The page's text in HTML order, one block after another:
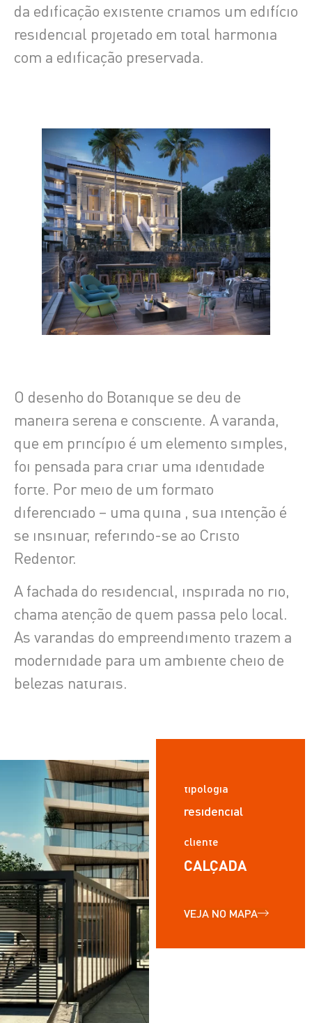
da edificação existente criamos um edifício
residencial projetado em total harmonia
com a edificação preservada.
O desenho do Botanique se deu de
maneira serena e consciente. A varanda,
que em princípio é um elemento simples,
foi pensada para criar uma identidade
forte. Por meio de um formato
diferenciado – uma quina , sua intenção é
se insinuar, referindo-se ao Cristo
Redentor.
A fachada do residencial, inspirada no rio,
chama atenção de quem passa pelo local.
As varandas do empreendimento trazem a
modernidade para um ambiente cheio de
belezas naturais.
tipologia
residencial
cliente
CALÇADA
VEJA NO MAPA